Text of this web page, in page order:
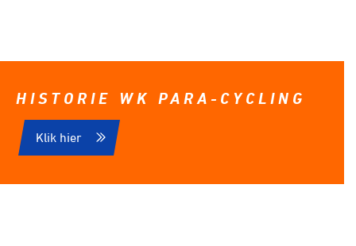
HISTORIE WK PARA-CYCLING
Klik hier